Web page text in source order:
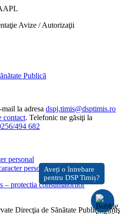
Avize / Autorizaţii
Publică
la adresa dspj.timis@dsptimis.ro
contact. Telefonic ne găsiţi la
494 682
personal
personal
Direcţia de Sănătate Publică Timiş